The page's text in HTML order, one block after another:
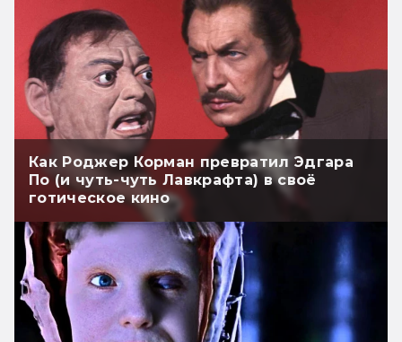
Как Роджер Корман превратил Эдгара
По (и чуть-чуть Лавкрафта) в своё
готическое кино